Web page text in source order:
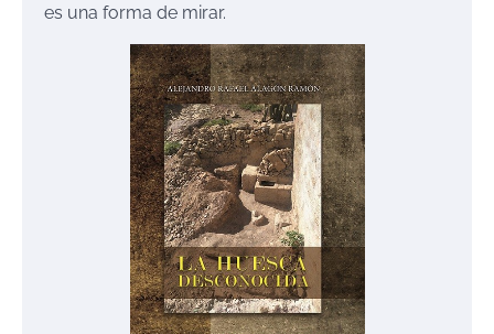
es una forma de mirar.